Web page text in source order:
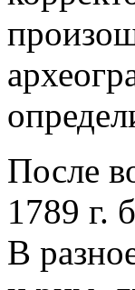
После
1789 г.
В